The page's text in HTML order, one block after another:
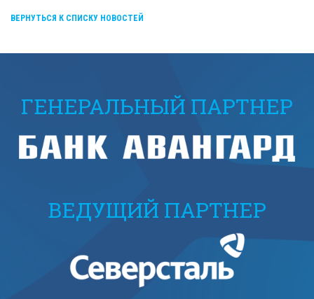
ВЕРНУТЬСЯ К СПИСКУ НОВОСТЕЙ
ГЕНЕРАЛЬНЫЙ ПАРТНЕР
ВЕДУЩИЙ ПАРТНЕР